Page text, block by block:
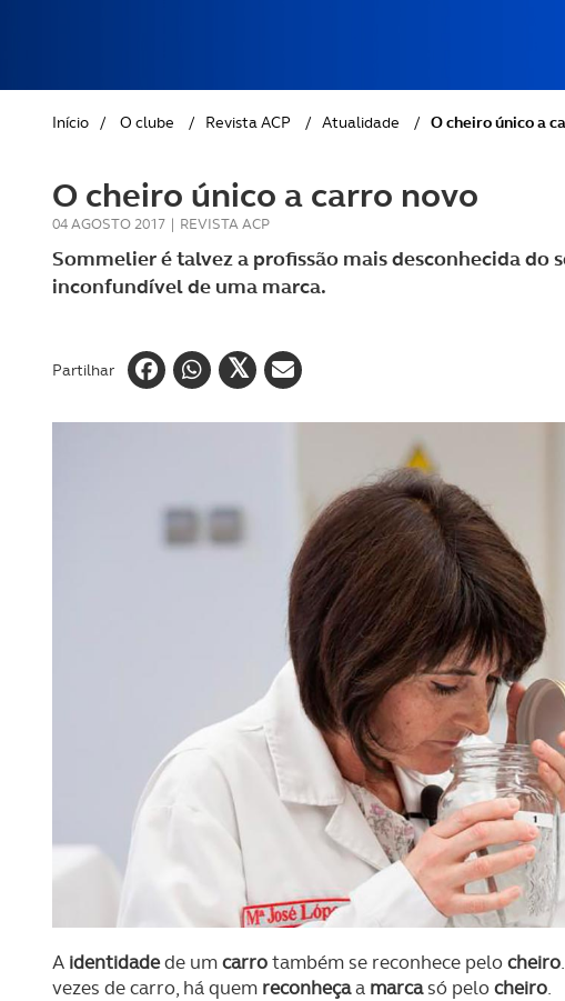
GOLFE
AUTOCARAVANISMO
Início / O clube / Revista ACP / Atualidade / O cheiro único a
O cheiro único a carro novo
04 AGOSTO 2017 | REVISTA ACP
Sommelier é talvez a profissão mais desconhecida do
inconfundível de uma marca.
Partilhar
A identidadede umcarrotambém se reconhece pelocheiro
vezes de carro, há quem reconheçaa marcasó pelocheiro.